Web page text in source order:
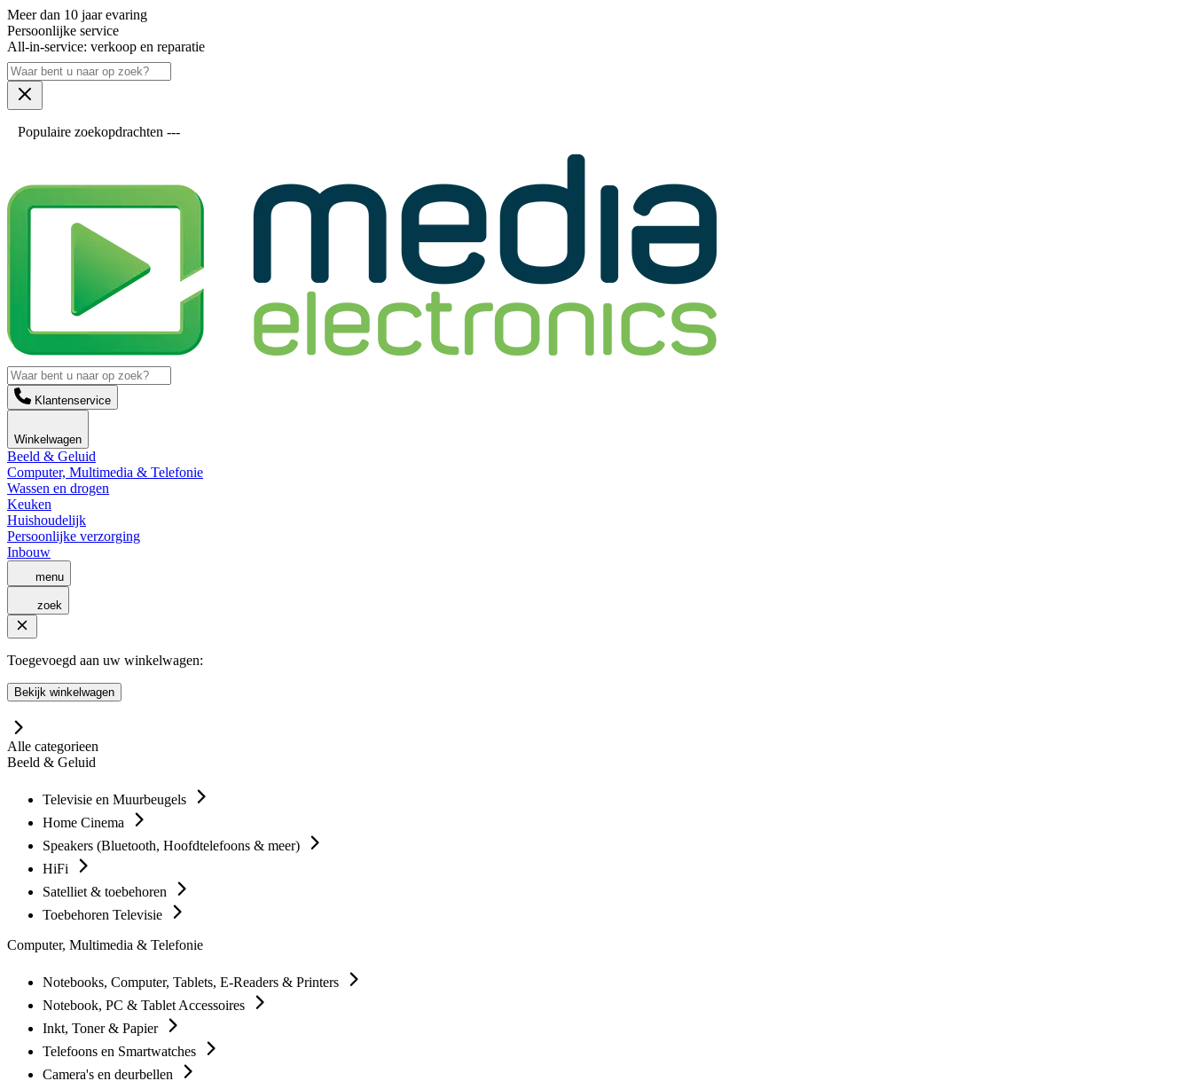
Meer dan 10 jaar evaring
Persoonlijke service
All-in-service: verkoop en reparatie
Populaire zoekopdrachten ---
Klantenservice
Winkelwagen
Beeld & Geluid
Computer, Multimedia & Telefonie
Wassen en drogen
Keuken
Huishoudelijk
Persoonlijke verzorging
Inbouw
menu
zoek
Toegevoegd aan uw winkelwagen:
Bekijk winkelwagen
Alle categorieen
Beeld & Geluid
Televisie en Muurbeugels
Home Cinema
Speakers (Bluetooth, Hoofdtelefoons & meer)
HiFi
Satelliet & toebehoren
Toebehoren Televisie
Computer, Multimedia & Telefonie
Notebooks, Computer, Tablets, E-Readers & Printers
Notebook, PC & Tablet Accessoires
Inkt, Toner & Papier
Telefoons en Smartwatches
Camera's en deurbellen